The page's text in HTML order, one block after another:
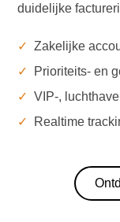
duidelijke
✓
Zakelijke
✓
Prioriteits- en
✓
VIP-,
✓
Realtime